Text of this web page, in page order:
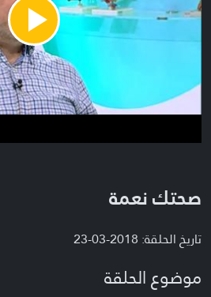
Play
Video
صحتك نعمة
تاريخ الحلقة: 2018-03-23
موضوع الحلقة